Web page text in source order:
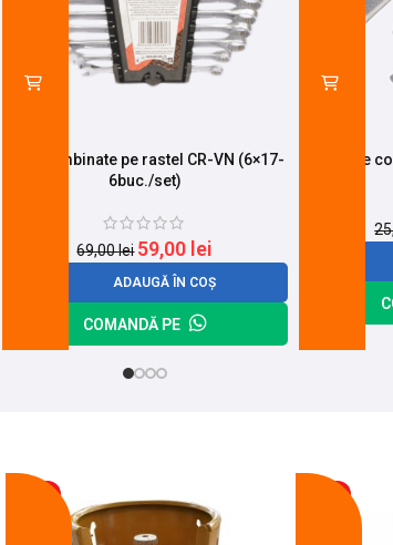
Chei combinate pe rastel CR-VN (6×17-
6buc./set)
69,00lei 59,00 lei
ADAUGĂ ÎN COȘ
COMANDĂ PE
Cheie